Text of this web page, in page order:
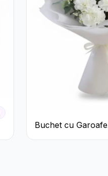
Buchet cu Garoafe
Albe